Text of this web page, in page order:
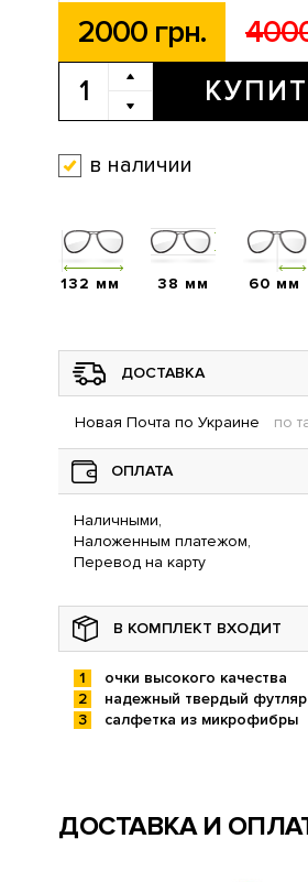
2000 грн.
в наличии
132 мм 38 мм 60 мм
ДОСТАВКА
Новая Почта по Украине по
ОПЛАТА
Наличными,
Наложенным платежом,
Перевод на карту
В КОМПЛЕКТ ВХОДИТ
очки высокого качества
надежный твердый футляр
салфетка из микрофибры
ДОСТАВКА И